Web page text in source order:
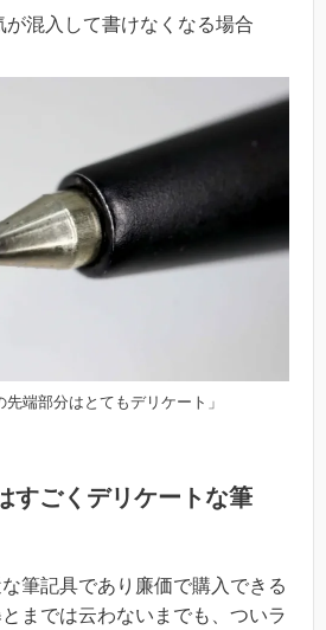
が混入して書けなくなる場合
先端部分はとてもデリケート」
すごくデリケートな筆
筆記具であり廉価で購入できる
までは云わないまでも、ついラ